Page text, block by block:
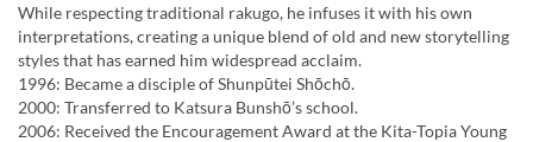
While respecting traditional rakugo, he infuses it with his own
interpretations, creating a unique blend of old and new storytelling
styles that has earned him widespread acclaim.
1996: Became a disciple of Shunpūtei Shōchō.
2000: Transferred to Katsura Bunshō’s school.
2006: Received the Encouragement Award at the Kita-Topia Young